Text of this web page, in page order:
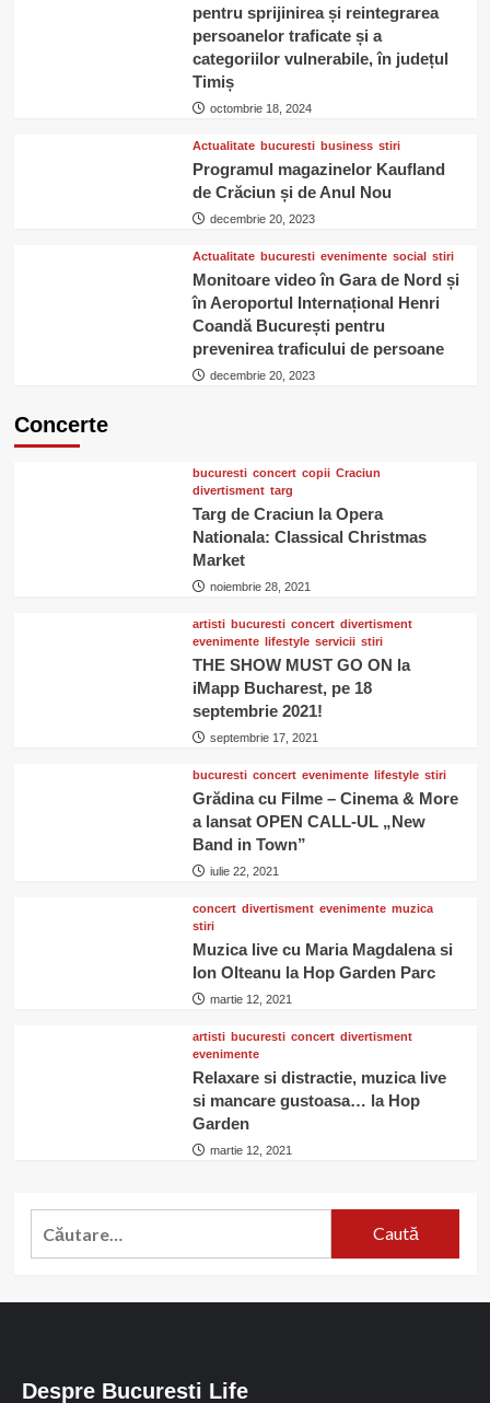
pentru sprijinirea și reintegrarea
persoanelor traficate și a
categoriilor vulnerabile, în județul
Timiș
octombrie 18, 2024
Actualitate bucuresti business stiri
Programul magazinelor Kaufland
de Crăciun și de Anul Nou
decembrie 20, 2023
Actualitate bucuresti evenimente social stiri
Monitoare video în Gara de Nord și
în Aeroportul Internațional Henri
Coandă București pentru
prevenirea traficului de persoane
decembrie 20, 2023
Concerte
bucuresti concert copii Craciun
divertisment targ
Targ de Craciun la Opera
Nationala: Classical Christmas
Market
noiembrie 28, 2021
artisti bucuresti concert divertisment
evenimente lifestyle servicii stiri
THE SHOW MUST GO ON la
iMapp Bucharest, pe 18
septembrie 2021!
septembrie 17, 2021
bucuresti concert evenimente lifestyle stiri
Grădina cu Filme – Cinema & More
a lansat OPEN CALL-UL „New
Band in Town”
iulie 22, 2021
concert divertisment evenimente muzica
stiri
Muzica live cu Maria Magdalena si
Ion Olteanu la Hop Garden Parc
martie 12, 2021
artisti bucuresti concert divertisment
evenimente
Relaxare si distractie, muzica live
si mancare gustoasa… la Hop
Garden
martie 12, 2021
Despre Bucuresti Life